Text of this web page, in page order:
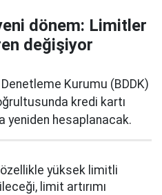
dönem: Limitler
değişiyor
Kurumu (BDDK)
kredi kartı
yeniden hesaplanacak.
yüksek limitli
limit artırımı